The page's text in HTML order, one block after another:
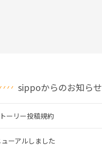
sippoからのお知らせ
ーリー投稿規約
ーアルしました